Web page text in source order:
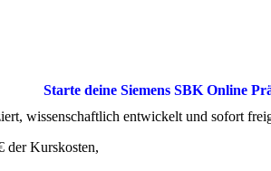
Starte deine Siemens SBK Online
wissenschaftlich entwickelt und sofort
der Kurskosten,